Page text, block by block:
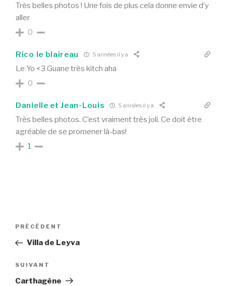
Très belles photos ! Une fois de plus cela donne envie d’y
aller
0
Rico le blaireau 5 années il y a
Le Yo <3 Guane très kitch aha
0
Danielle et Jean-Louis 5 années il y a
Très belles photos. C’est vraiment très joli. Ce doit être
agréable de se promener là-bas!
1
PRÉCÉDENT
Villa de Leyva
SUIVANT
Carthagène